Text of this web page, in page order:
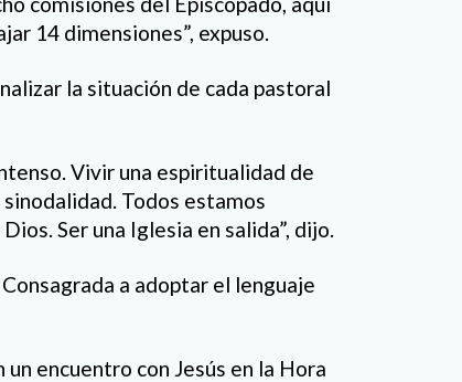
14 dimensiones”, expuso.
la situación de cada pastoral
Vivir una espiritualidad de
Todos estamos
Ser una Iglesia en salida”, dijo.
a adoptar el lenguaje
encuentro con Jesús en la Hora